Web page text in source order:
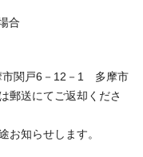
合
市関戸6－12－1 多摩市
郵送にてご返却くださ
お知らせします。